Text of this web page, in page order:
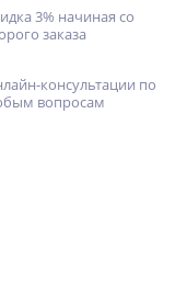
3% начиная со
заказа
консультации по
вопросам